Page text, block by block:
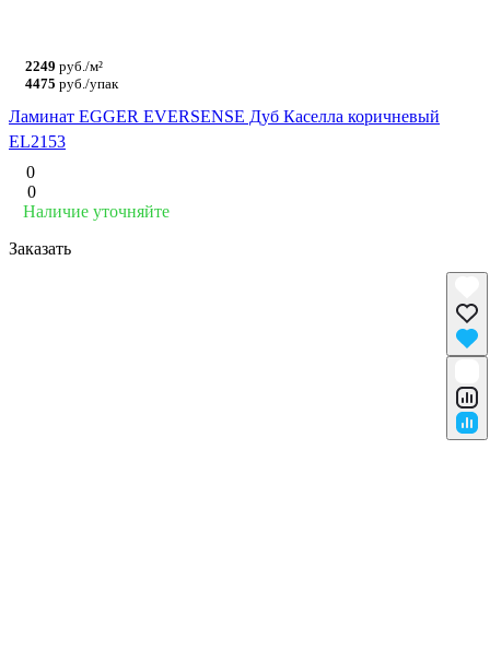
2249 руб./м²
4475 руб./упак
Ламинат EGGER EVERSENSE Дуб Каселла коричневый
EL2153
0
0
Наличие уточняйте
Заказать